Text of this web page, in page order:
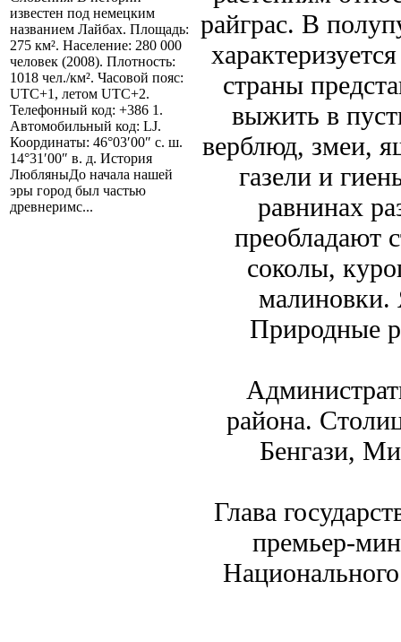
известен под немецким
названием Лайбах. Площадь:
275 км². Население: 280 000
человек (2008). Плотность:
1018 чел./км². Часовой пояс:
UTC+1, летом UTC+2.
Телефонный код: +386 1.
Автомобильный код: LJ.
Координаты: 46°03′00″ с. ш.
14°31′00″ в. д. История
ЛюбляныДо начала нашей
эры город был частью
древнеримс...
райграс. В
страны
выжить в
верблюд, змеи,
газели и
равнинах
преобладают
соколы,
малиновки.
Природные
района.
Бенгази,
Глава
премьер-